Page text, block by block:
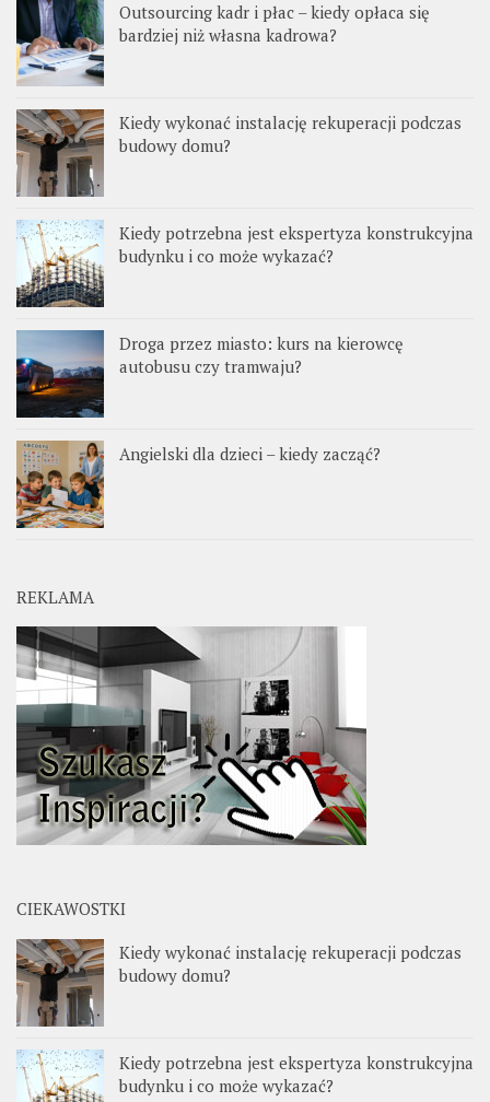
Outsourcing kadr i płac – kiedy opłaca się
bardziej niż własna kadrowa?
Kiedy wykonać instalację rekuperacji podczas
budowy domu?
Kiedy potrzebna jest ekspertyza konstrukcyjna
budynku i co może wykazać?
Droga przez miasto: kurs na kierowcę
autobusu czy tramwaju?
Angielski dla dzieci – kiedy zacząć?
REKLAMA
CIEKAWOSTKI
Kiedy wykonać instalację rekuperacji podczas
budowy domu?
Kiedy potrzebna jest ekspertyza konstrukcyjna
budynku i co może wykazać?